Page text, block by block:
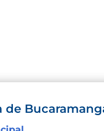
de